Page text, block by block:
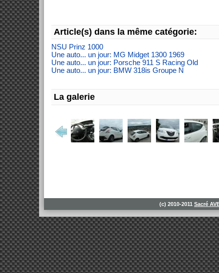
Article(s) dans la même catégorie:
NSU Prinz 1000
Une auto... un jour: MG Midget 1300 1969
Une auto... un jour: Porsche 911 S Racing Old
Une auto... un jour: BMW 318is Groupe N
La galerie
(c) 2010-2011 Sacré